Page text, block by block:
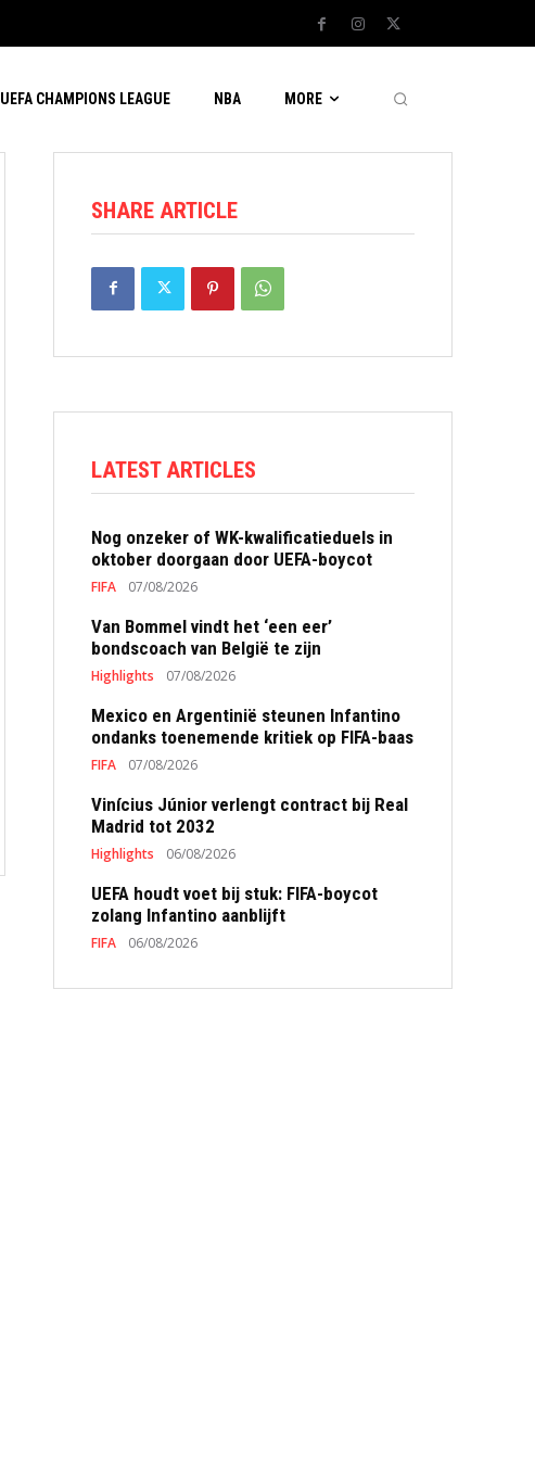
UEFA CHAMPIONS LEAGUE NBA MORE
SHARE ARTICLE
LATEST ARTICLES
Nog onzeker of WK-kwalificatieduels in
oktober doorgaan door UEFA-boycot
FIFA 07/08/2026
Van Bommel vindt het ‘een eer’
bondscoach van België te zijn
Highlights 07/08/2026
Mexico en Argentinië steunen Infantino
ondanks toenemende kritiek op FIFA-baas
FIFA 07/08/2026
Vinícius Júnior verlengt contract bij Real
Madrid tot 2032
Highlights 06/08/2026
UEFA houdt voet bij stuk: FIFA-boycot
zolang Infantino aanblijft
FIFA 06/08/2026